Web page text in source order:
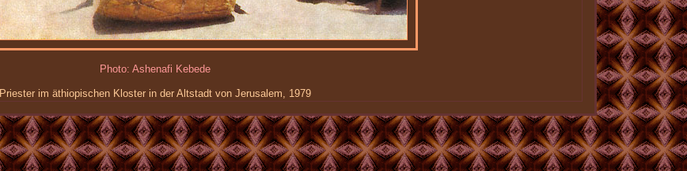
Photo: Ashenafi Kebede
Priester im äthiopischen Kloster in der Altstadt von Jerusalem, 1979